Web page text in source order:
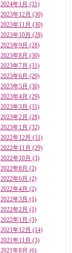
2024年1月 (31)
2023年12月 (30)
2023年11月 (30)
2023年10月 (28)
2023年9月 (28)
2023年8月 (30)
2023年7月 (31)
2023年6月 (29)
2023年5月 (30)
2023年4月 (29)
2023年3月 (31)
2023年2月 (28)
2023年1月 (32)
2022年12月 (31)
2022年11月 (29)
2022年10月 (3)
2022年8月 (2)
2022年6月 (2)
2022年4月 (2)
2022年3月 (1)
2022年2月 (1)
2022年1月 (3)
2021年12月 (14)
2021年11月 (3)
2021年8月 (6)